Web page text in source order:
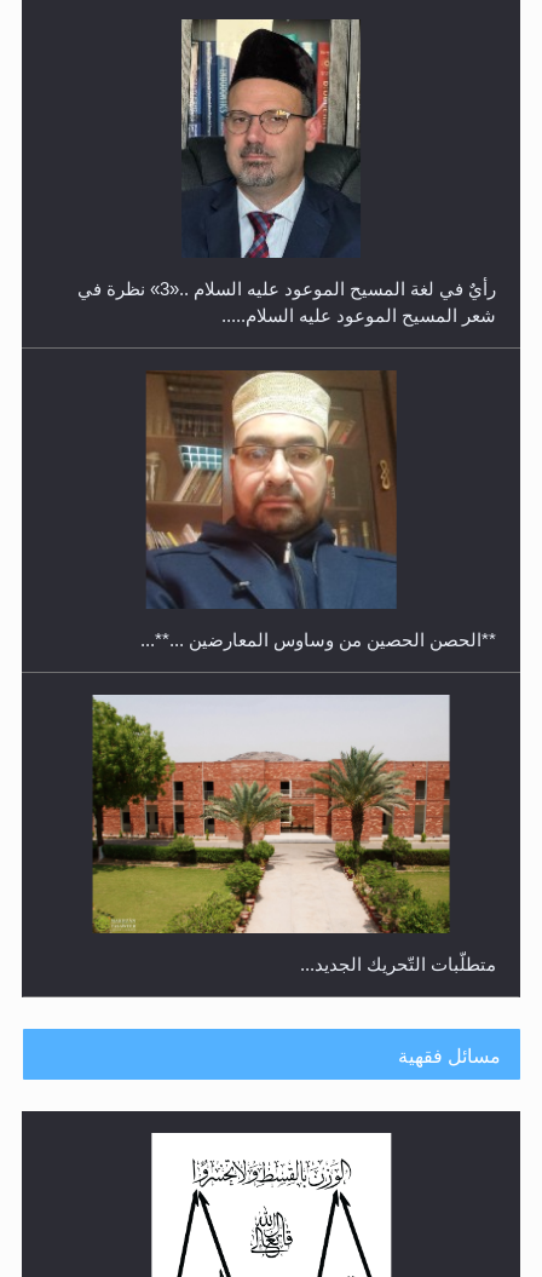
حفل توزيع الشهادات في الجامعة الأحمدية بنيجيريا لعام
معرض القرآن الكريم لمدة ثلاثين يوما في مكتبة مدينة
ريهيماكي في فنلند
رأيٌ في لغة المسيح الموعود عليه السلام ..«3» نظرة في
شعر المسيح الموعود عليه السلام.....
**الحصن الحصين من وساوس المعارضين ...**...
متطلَّبات التّحريك الجديد...
مسائل فقهية